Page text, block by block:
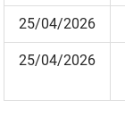
UEPB
25/04/2026
25/04/2026